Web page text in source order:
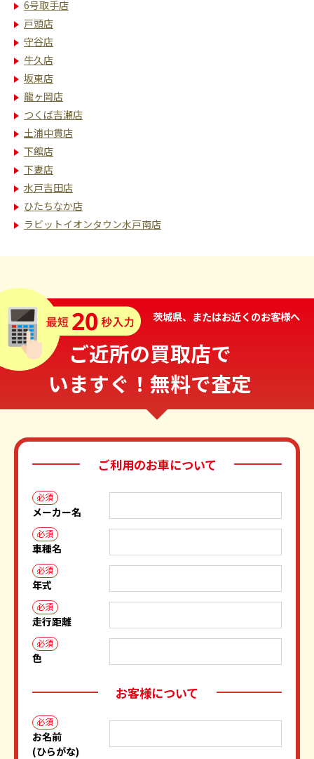
6号取手店
戸頭店
守谷店
牛久店
坂東店
龍ヶ岡店
つくば吉瀬店
土浦中貫店
下館店
下妻店
水戸吉田店
ひたちなか店
ラビットイオンタウン水戸南店
茨城県、またはお近くのお客様へ
ご近所の買取店で
いますぐ！無料で査定
ご利用のお車について
必須
メーカー名
必須
車種名
必須
年式
必須
走行距離
必須
色
お客様について
必須
お名前
(ひらがな)